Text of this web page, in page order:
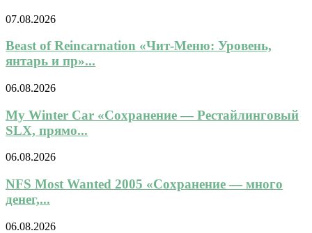
07.08.2026
Beast of Reincarnation «Чит-Меню: Уровень,
янтарь и пр»...
06.08.2026
My Winter Car «Сохранение — Рестайлинговый
SLX, прямо...
06.08.2026
NFS Most Wanted 2005 «Сохранение — много
денег,...
06.08.2026